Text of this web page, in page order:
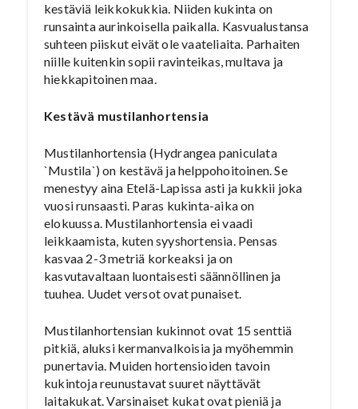
kestäviä leikkokukkia. Niiden kukinta on
runsainta aurinkoisella paikalla. Kasvualustansa
suhteen piiskut eivät ole vaateliaita. Parhaiten
niille kuitenkin sopii ravinteikas, multava ja
hiekkapitoinen maa.
Kestävä mustilanhortensia
Mustilanhortensia (Hydrangea paniculata
`Mustila`) on kestävä ja helppohoitoinen. Se
menestyy aina Etelä-Lapissa asti ja kukkii joka
vuosi runsaasti. Paras kukinta-aika on
elokuussa. Mustilanhortensia ei vaadi
leikkaamista, kuten syyshortensia. Pensas
kasvaa 2-3 metriä korkeaksi ja on
kasvutavaltaan luontaisesti säännöllinen ja
tuuhea. Uudet versot ovat punaiset.
Mustilanhortensian kukinnot ovat 15 senttiä
pitkiä, aluksi kermanvalkoisia ja myöhemmin
punertavia. Muiden hortensioiden tavoin
kukintoja reunustavat suuret näyttävät
laitakukat. Varsinaiset kukat ovat pieniä ja